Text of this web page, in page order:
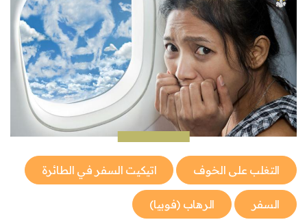
التغلب على الخوف اتيكيت السفر في الطائرة
السفر الرهاب (فوبيا)